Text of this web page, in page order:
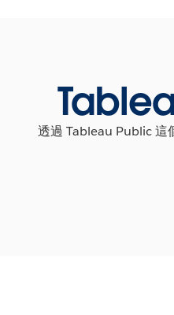
透過 Tableau Public 這